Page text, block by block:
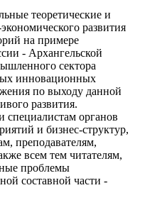
теоретические и
развития
на примере
- Архангельской
сектора
инновационных
по выходу данной
развития.
специалистам органов
и бизнес-структур,
преподавателям,
всем тем читателям,
проблемы
составной части -